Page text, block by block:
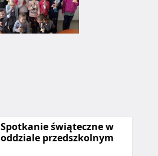
Spotkanie świąteczne w
oddziale przedszkolnym